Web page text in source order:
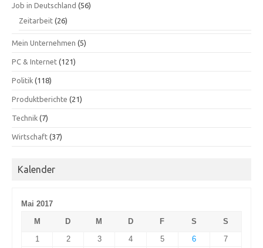
Job in Deutschland (56)
Zeitarbeit (26)
Mein Unternehmen (5)
PC & Internet (121)
Politik (118)
Produktberichte (21)
Technik (7)
Wirtschaft (37)
Kalender
Mai 2017
M
D M D F S
S
1
2 3 4 5 6
7